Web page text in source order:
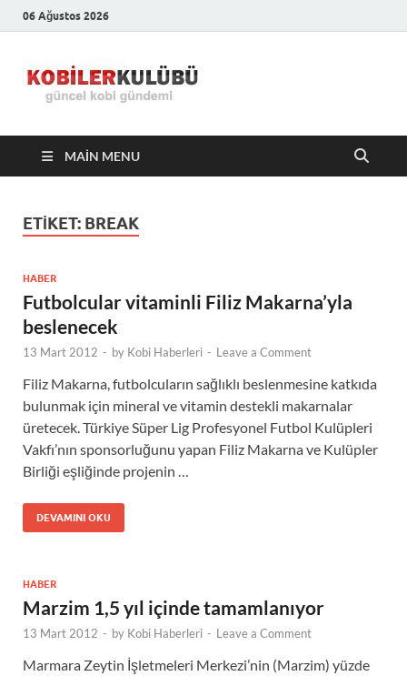
06 Ağustos 2026
Kulübü –
En Güncel
MAIN MENU
ETIKET: BREAK
HABER
Futbolcular vitaminli Filiz Makarna’yla
beslenecek
13 Mart 2012 - by Kobi Haberleri - Leave a Comment
Filiz Makarna, futbolcuların sağlıklı beslenmesine katkıda
bulunmak için mineral ve vitamin destekli makarnalar
üretecek. Türkiye Süper Lig Profesyonel Futbol Kulüpleri
Vakfı’nın sponsorluğunu yapan Filiz Makarna ve Kulüpler
Birliği eşliğinde projenin …
DEVAMINI OKU
HABER
Marzim 1,5 yıl içinde tamamlanıyor
13 Mart 2012 - by Kobi Haberleri - Leave a Comment
Marmara Zeytin İşletmeleri Merkezi’nin (Marzim) yüzde